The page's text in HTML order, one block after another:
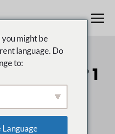
n.º 1
para
might be
language. Do
to:
Language